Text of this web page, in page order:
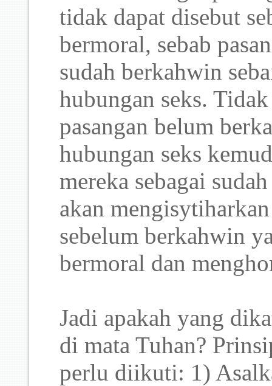
tidak dapat disebut
bermoral, sebab
sudah berkahwin
hubungan seks.
pasangan belum
hubungan seks
mereka sebagai
akan
sebelum berkahwin
bermoral dan
Jadi apakah yang
di mata Tuhan?
perlu diikuti: 1)